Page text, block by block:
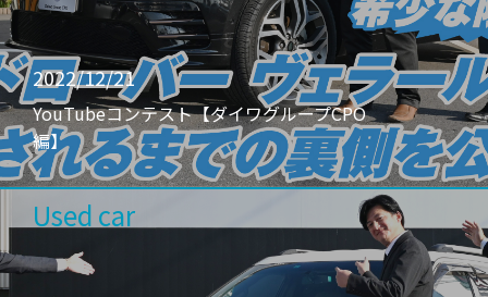
2022/12/21
YouTubeコンテスト【ダイワグループCPO
編】
Used car